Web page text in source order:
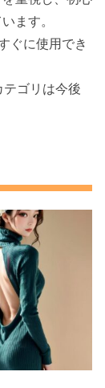
ます。
ぐに使用でき
ゴリは今後